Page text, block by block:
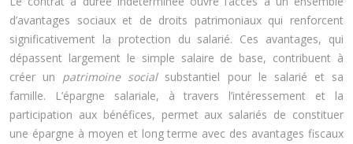
d’avantages sociaux et de droits patrimoniaux qui renforcent
significativement la protection du salarié. Ces avantages, qui
dépassent largement le simple salaire de base, contribuent à
créer un patrimoine socialsubstantiel pour le salarié et sa
famille. L’épargne salariale, à travers l’intéressement et la
participation aux bénéfices, permet aux salariés de constituer
une épargne à moyen et long terme avec des avantages fiscaux